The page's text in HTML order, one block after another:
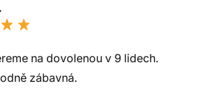
na dovolenou v 9 lidech.
zábavná.